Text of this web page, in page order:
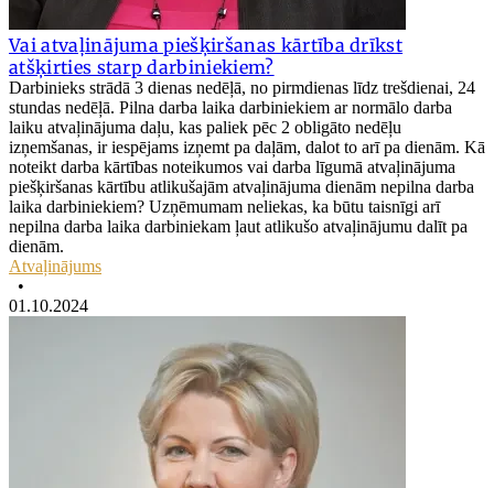
Vai atvaļinājuma piešķiršanas kārtība drīkst
atšķirties starp darbiniekiem?
Darbinieks strādā 3 dienas nedēļā, no pirmdienas līdz trešdienai, 24
stundas nedēļā. Pilna darba laika darbiniekiem ar normālo darba
laiku atvaļinājuma daļu, kas paliek pēc 2 obligāto nedēļu
izņemšanas, ir iespējams izņemt pa daļām, dalot to arī pa dienām. Kā
noteikt darba kārtības noteikumos vai darba līgumā atvaļinājuma
piešķiršanas kārtību atlikušajām atvaļinājuma dienām nepilna darba
laika darbiniekiem? Uzņēmumam neliekas, ka būtu taisnīgi arī
nepilna darba laika darbiniekam ļaut atlikušo atvaļinājumu dalīt pa
dienām.
Atvaļinājums
•
01.10.2024